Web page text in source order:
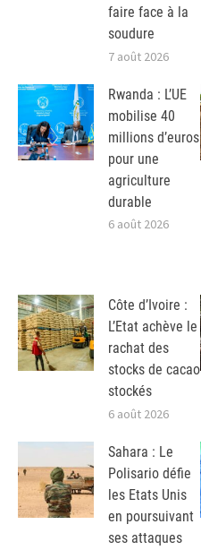
faire face à la
soudure
7 août 2026
Rwanda : L’UE
mobilise 40
millions d’euros
pour une
agriculture
durable
6 août 2026
Côte d’Ivoire :
L’Etat achève le
rachat des
stocks de cacao
stockés
6 août 2026
Sahara : Le
Polisario défie
les Etats Unis
en poursuivant
ses attaques